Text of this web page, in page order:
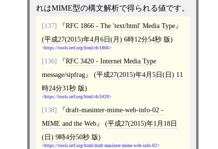
れはMIME型の構文解析で得られる値です。
[137]
RFC 1866 - The 'text/html' Media Type
(平成27(2015)年4月6日(月) 6時12分54秒 版)
https://tools.ietf.org/html/rfc1866
[136]
RFC 3420 - Internet Media Type
message/sipfrag
(平成27(2015)年4月5日(日) 11
時24分31秒 版)
https://tools.ietf.org/html/rfc3420
[138]
draft-masinter-mime-web-info-02 -
MIME and the Web
(平成27(2015)年1月18日
(日) 9時4分50秒 版)
https://tools.ietf.org/html/draft-masinter-mime-web-info-02